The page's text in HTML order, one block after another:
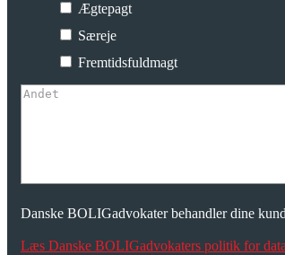
Ægtepagt
Særeje
Fremtidsfuldmagt
Danske BOLIGadvokater behandler dine
Læs Danske BOLIGadvokaters politik for